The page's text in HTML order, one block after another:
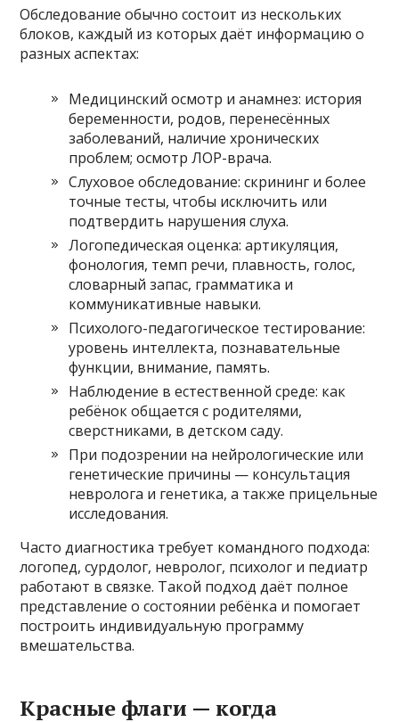
Обследование обычно состоит из нескольких
блоков, каждый из которых даёт информацию о
разных аспектах:
Медицинский осмотр и анамнез: история
беременности, родов, перенесённых
заболеваний, наличие хронических
проблем; осмотр ЛОР-врача.
Слуховое обследование: скрининг и более
точные тесты, чтобы исключить или
подтвердить нарушения слуха.
Логопедическая оценка: артикуляция,
фонология, темп речи, плавность, голос,
словарный запас, грамматика и
коммуникативные навыки.
Психолого-педагогическое тестирование:
уровень интеллекта, познавательные
функции, внимание, память.
Наблюдение в естественной среде: как
ребёнок общается с родителями,
сверстниками, в детском саду.
При подозрении на нейрологические или
генетические причины — консультация
невролога и генетика, а также прицельные
исследования.
Часто диагностика требует командного подхода:
логопед, сурдолог, невролог, психолог и педиатр
работают в связке. Такой подход даёт полное
представление о состоянии ребёнка и помогает
построить индивидуальную программу
вмешательства.
Красные флаги — когда